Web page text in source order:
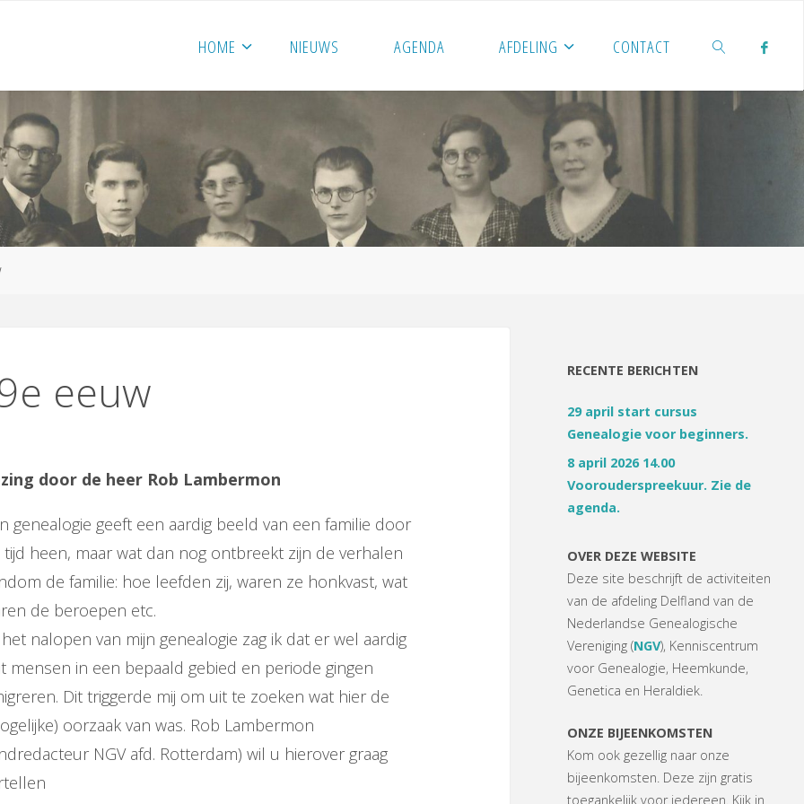
HOME NIEUWS AGENDA AFDELING CONTACT
eeuw
door de heer Rob Lambermon
genealogie geeft een aardig beeld van een familie door
tijd heen, maar wat dan nog ontbreekt zijn de verhalen
de familie: hoe leefden zij, waren ze honkvast, wat
de beroepen etc.
het nalopen van mijn genealogie zag ik dat er wel aardig
mensen in een bepaald gebied en periode gingen
Dit triggerde mij om uit te zoeken wat hier de
oorzaak van was. Rob Lambermon
NGV afd. Rotterdam) wil u hierover graag
RECENTE BERICHTEN
29 april start cursus
Genealogie voor beginners.
8 april 2026 14.00
Voorouderspreekuur. Zie de
agenda.
OVER DEZE WEBSITE
Deze site beschrijft de activiteiten
van de afdeling Delfland van de
Nederlandse Genealogische
Vereniging (NGV), Kenniscentrum
voor Genealogie, Heemkunde,
Genetica en Heraldiek.
ONZE BIJEENKOMSTEN
Kom ook gezellig naar onze
bijeenkomsten. Deze zijn gratis
toegankelijk voor iedereen. Kijk in